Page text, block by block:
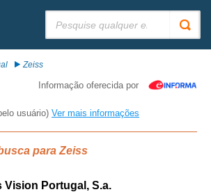
Zeiss
Informação oferecida por
usuário) Ver mais informações
para Zeiss
Vision Portugal, S.a.